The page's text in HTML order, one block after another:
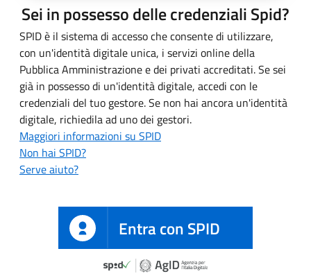
Sei in possesso delle credenziali Spid?
SPID è il sistema di accesso che consente di utilizzare,
con un'identità digitale unica, i servizi online della
Pubblica Amministrazione e dei privati accreditati. Se sei
già in possesso di un'identità digitale, accedi con le
credenziali del tuo gestore. Se non hai ancora un'identità
digitale, richiedila ad uno dei gestori.
Maggiori informazioni su SPID
Non hai SPID?
Serve aiuto?
Entra con SPID